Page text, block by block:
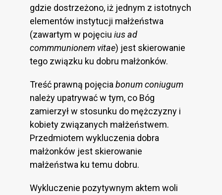
gdzie dostrzeżono, iż jednym z istotnych
elementów instytucji małżeństwa
(zawartym w pojęciu ius ad
commmunionem vitae) jest skierowanie
tego związku ku dobru małżonków.
Treść prawną pojęcia bonum coniugum
należy upatrywać w tym, co Bóg
zamierzył w stosunku do mężczyzny i
kobiety związanych małżeństwem.
Przedmiotem wykluczenia dobra
małżonków jest skierowanie
małżeństwa ku temu dobru.
Wykluczenie pozytywnym aktem woli